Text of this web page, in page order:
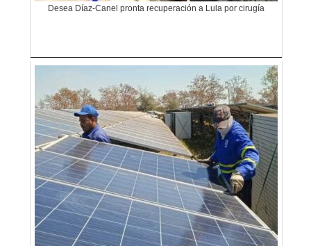
Desea Díaz-Canel pronta recuperación a Lula por cirugía